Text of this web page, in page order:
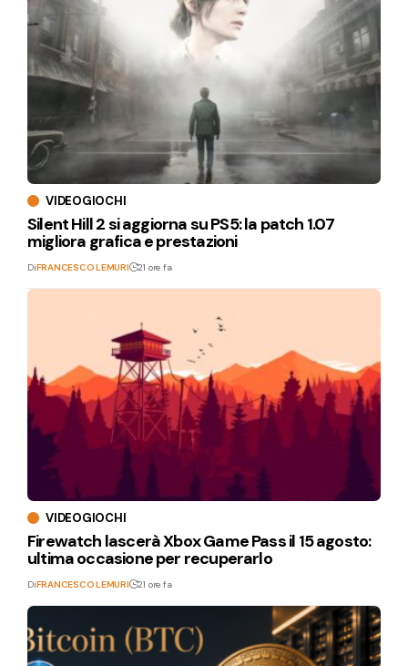
VIDEOGIOCHI
Silent Hill 2 si aggiorna su PS5: la patch 1.07
migliora grafica e prestazioni
DiFRANCESCO LEMURI 21 ore fa
VIDEOGIOCHI
Firewatch lascerà Xbox Game Pass il 15 agosto:
ultima occasione per recuperarlo
DiFRANCESCO LEMURI 21 ore fa